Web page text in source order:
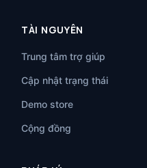
TÀI NGUYÊN
Trung tâm trợ giúp
Cập nhật trạng thái
Demo store
Cộng đồng